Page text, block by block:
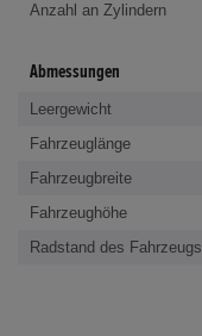
Anzahl an Zylindern
Abmessungen
Leergewicht
Fahrzeuglänge
Fahrzeugbreite
Fahrzeughöhe
Radstand des Fahrzeugs